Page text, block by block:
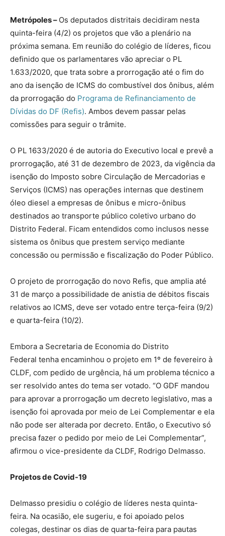
Metrópoles – Os deputados distritais decidiram nesta
quinta-feira (4/2) os projetos que vão a plenário na
próxima semana. Em reunião do colégio de líderes, ficou
definido que os parlamentares vão apreciar o PL
1.633/2020, que trata sobre a prorrogação até o fim do
ano da isenção de ICMS do combustível dos ônibus, além
da prorrogação do Programa de Refinanciamento de
Dívidas do DF (Refis). Ambos devem passar pelas
comissões para seguir o trâmite.
O PL 1633/2020 é de autoria do Executivo local e prevê a
prorrogação, até 31 de dezembro de 2023, da vigência da
isenção do Imposto sobre Circulação de Mercadorias e
Serviços (ICMS) nas operações internas que destinem
óleo diesel a empresas de ônibus e micro-ônibus
destinados ao transporte público coletivo urbano do
Distrito Federal. Ficam entendidos como inclusos nesse
sistema os ônibus que prestem serviço mediante
concessão ou permissão e fiscalização do Poder Público.
O projeto de prorrogação do novo Refis, que amplia até
31 de março a possibilidade de anistia de débitos fiscais
relativos ao ICMS, deve ser votado entre terça-feira (9/2)
e quarta-feira (10/2).
Embora a Secretaria de Economia do Distrito
Federal tenha encaminhou o projeto em 1º de fevereiro à
CLDF, com pedido de urgência, há um problema técnico a
ser resolvido antes do tema ser votado. “O GDF mandou
para aprovar a prorrogação um decreto legislativo, mas a
isenção foi aprovada por meio de Lei Complementar e ela
não pode ser alterada por decreto. Então, o Executivo só
precisa fazer o pedido por meio de Lei Complementar”,
afirmou o vice-presidente da CLDF, Rodrigo Delmasso.
Projetos de Covid-19
Delmasso presidiu o colégio de líderes nesta quinta-
feira. Na ocasião, ele sugeriu, e foi apoiado pelos
colegas, destinar os dias de quarta-feira para pautas